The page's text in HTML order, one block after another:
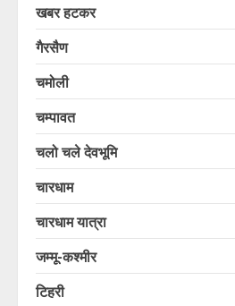
खबर हटकर
गैरसैण
चमोली
चम्पावत
चलो चले देवभूमि
चारधाम
चारधाम यात्रा
जम्मू-कश्मीर
टिहरी